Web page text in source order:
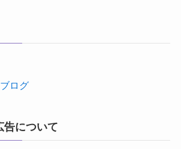
ログ
告について